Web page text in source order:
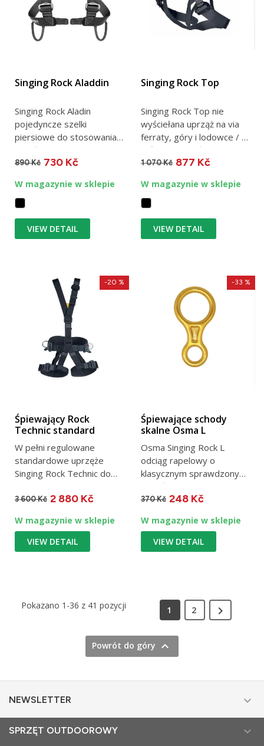
Singing Rock Aladdin
Singing Rock Aladin
pojedyncze szelki
piersiowe do stosowania
w połączeniu z uprzężą do
siadania...
890 Kč 730 Kč
W magazynie w sklepie
VIEW DETAIL
Singing Rock Top
Singing Rock Top nie
wyściełana uprząż na via
ferraty, góry i lodowce / 1
taśma materiałowa / UNI...
1 070 Kč 877 Kč
W magazynie w sklepie
VIEW DETAIL
Śpiewający Rock
Technic standard
W pełni regulowane
standardowe uprzęże
Singing Rock Technic do
i...
3 600 Kč
-20 %
2 880 Kč
W magazynie w sklepie
VIEW DETAIL
Śpiewające schody
skalne Osma L
Osma Singing Rock L
odciąg rapelowy o
klasycznym sprawdzonym
kształcie / do grubszych
lin / 30 kN...
370 Kč
-33 %
248 Kč
W magazynie w sklepie
VIEW DETAIL
Pokazano 1-36 z 41 pozycji 1 2 
Powrót do góry 
NEWSLETTER 
SPRZĘT OUTDOOROWY 